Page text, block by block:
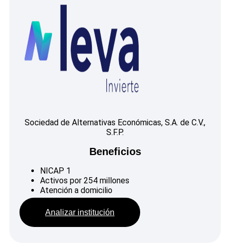
Sociedad de Alternativas Económicas, S.A. de C.V.,
S.F.P.
Beneficios
NICAP 1
Activos por 254 millones
Atención a domicilio
Analizar institución